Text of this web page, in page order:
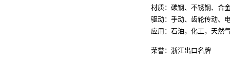
材质：碳钢、不锈钢、合
驱动：手动、齿轮传动、
应用：石油，化工，天然
荣誉：浙江出口名牌